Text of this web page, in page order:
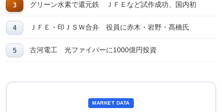
グリーン水素で還元鉄 ＪＦＥなど試作成功、国内初
ＪＦＥ・印ＪＳＷ合弁 役員に赤木・岩野・髙橋氏
古河電工 光ファイバーに1000億円投資
MARKET DATA